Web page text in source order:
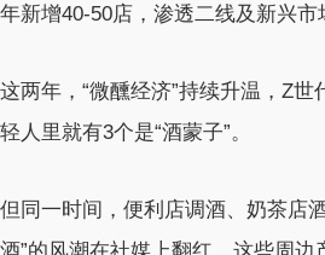
年新增40-50店，渗透二线及新兴市
这两年，“微醺经济”持续升温，Z
轻人里就有3个是“酒蒙子”。
但同一时间，便利店调酒、奶茶店